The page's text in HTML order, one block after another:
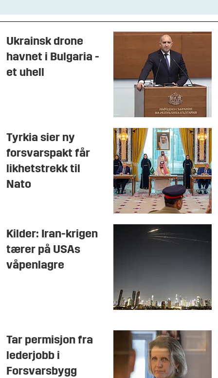
Ukrainsk drone
havnet i Bulgaria -
et uhell
Tyrkia sier ny
forsvarspakt får
likhetstrekk til
Nato
Kilder: Iran-krigen
tærer på USAs
våpenlagre
Tar permisjon fra
lederjobb i
Forsvarsbygg